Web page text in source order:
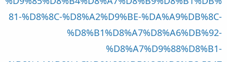
81-%D8%8C-%D8%A2%D9%BE-%DA%A9%DB%8C-
%D8%B1%D8%A7%D8%A6%DB%92-
%D8%A7%D9%88%D8%B1-